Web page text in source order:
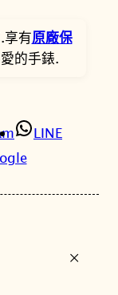
。
享有原廠保
的手錶.
LINE
+